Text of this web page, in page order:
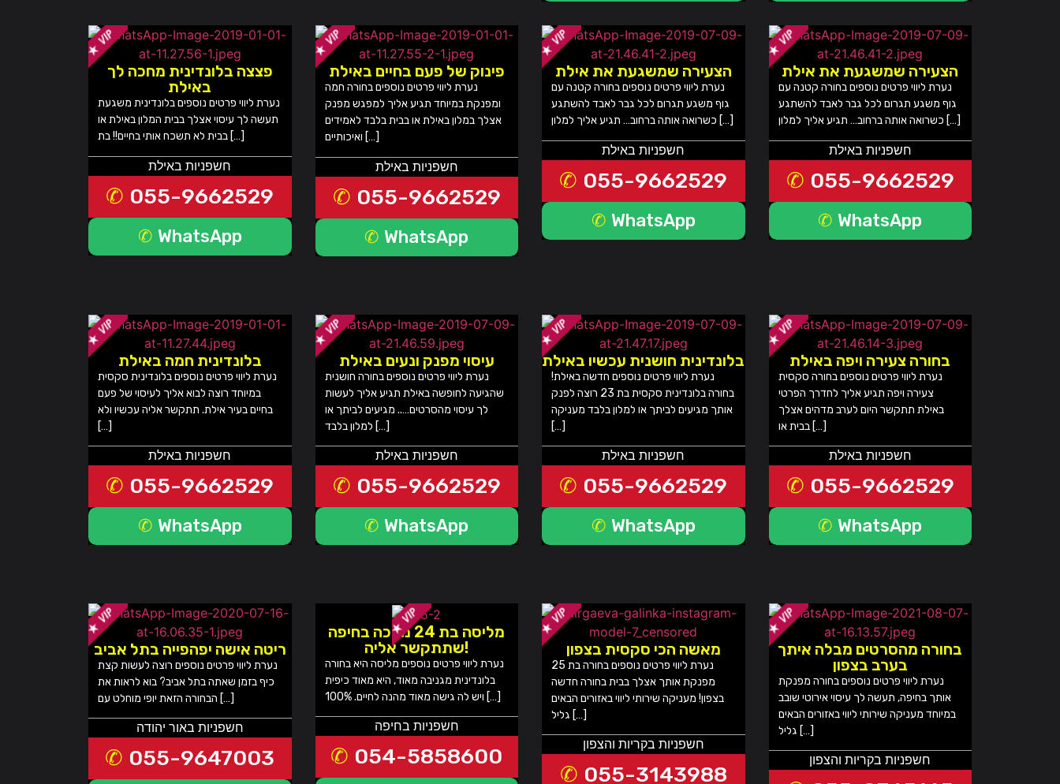
פצצה בלונדינית מחכה לך
באילת
נערת ליווי פרטים נוספים בלונדינית משגעת
תעשה לך עיסוי אצלך בבית המלון באילת או
בבית לא תשכח אותי בחיים!! בת […]
חשפניות באילת
055-9662529
WhatsApp
פינוק של פעם בחיים באילת
נערת ליווי פרטים נוספים בחורה חמה
ומפנקת במיוחד תגיע אליך למפגש מפנק
אצלך במלון באילת או בבית בלבד לאמידים
ואיכותיים […]
חשפניות באילת
055-9662529
WhatsApp
הצעירה שמשגעת את אילת
נערת ליווי פרטים נוספים בחורה קטנה עם
גוף משגע תגרום לכל גבר לאבד להשתגע
כשרואה אותה ברחוב… תגיע אליך למלון […]
חשפניות באילת
055-9662529
WhatsApp
הצעירה שמשגעת את אילת
נערת ליווי פרטים נוספים בחורה קטנה עם
גוף משגע תגרום לכל גבר לאבד להשתגע
כשרואה אותה ברחוב… תגיע אליך למלון […]
חשפניות באילת
055-9662529
WhatsApp
בלונדינית חמה באילת
נערת ליווי פרטים נוספים בלונדינית סקסית
במיוחד רוצה לבוא אליך לעיסוי של פעם
בחיים בעיר אילת. תתקשר אליה עכשיו ולא
[…]
חשפניות באילת
055-9662529
WhatsApp
עיסוי מפנק ונעים באילת
נערת ליווי פרטים נוספים בחורה חושנית
שהגיעה לחופשה באילת תגיע אליך לעשות
לך עיסוי מהסרטים….. מגיעים לביתך או
למלון בלבד […]
חשפניות באילת
055-9662529
WhatsApp
בלונדינית חושנית עכשיו באילת
נערת ליווי פרטים נוספים חדשה באילת!
בחורה בלונדינית סקסית בת 23 רוצה לפנק
אותך מגיעים לביתך או למלון בלבד מעניקה
[…]
חשפניות באילת
055-9662529
WhatsApp
בחורה צעירה ויפה באילת
נערת ליווי פרטים נוספים בחורה סקסית
צעירה ויפה תגיע אליך לחדרך הפרטי
באילת תתקשר היום לערב מדהים אצלך
בבית או […]
חשפניות באילת
055-9662529
WhatsApp
ריטה אישה יפהפייה בתל אביב
נערת ליווי פרטים נוספים רוצה לעשות קצת
כיף בזמן שאתה בתל אביב? בוא לראות את
הבחורה הזאת יופי מוחלט עם […]
חשפניות באור יהודה
055-9647003
מליסה בת 24 מחכה בחיפה
שתתקשר אליה!
נערת ליווי פרטים נוספים מליסה היא בחורה
בלונדינית מגניבה מאוד, היא מאוד כיפית
ויש לה גישה מאוד מהנה לחיים. 100% […]
חשפניות בחיפה
054-5858600
מאשה הכי סקסית בצפון
נערת ליווי פרטים נוספים בחורה בת 25
מפנקת אותך אצלך בבית בחורה חדשה
בצפון! מעניקה שירותי ליווי באזורים הבאים
גליל […]
חשפניות בקריות והצפון
055-3143988
בחורה מהסרטים מבלה איתך
בערב בצפון
נערת ליווי פרטים נוספים בחורה מפנקת
אותך בחיפה, תעשה לך עיסוי אירוטי שובב
במיוחד מעניקה שירותי ליווי באזורים הבאים
גליל […]
חשפניות בקריות והצפון